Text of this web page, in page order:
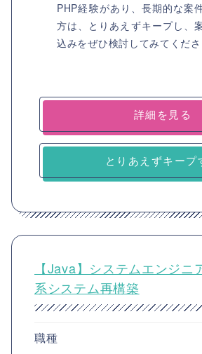
PHP経験があり、長期的な案
方は、とりあえずキープし、
込みをぜひ検討してみてくださ
詳細を見る
とりあえずキープ
【Java】システムエンジ
系システム再構築
職種